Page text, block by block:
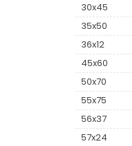
30x45
35x50
36x12
45x60
50x70
55x75
56x37
57x24